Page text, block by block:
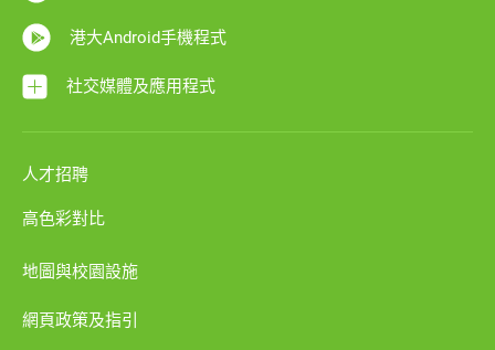
港大Android手機程式
社交媒體及應用程式
人才招聘
高色彩對比
地圖與校園設施
網頁政策及指引